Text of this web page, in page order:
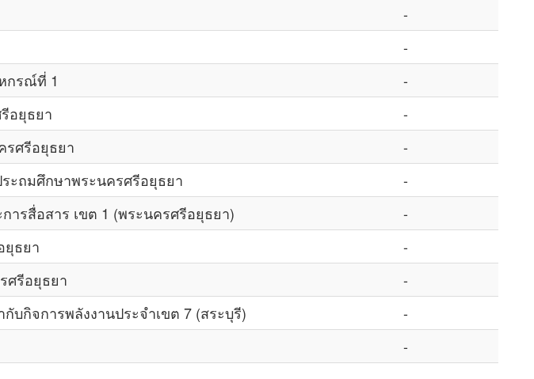
-
-
กรณ์ที่ 1
-
อยุธยา
-
ศรีอยุธยา
-
ะถมศึกษาพระนครศรีอยุธยา
-
รสื่อสาร เขต 1 (พระนครศรีอยุธยา)
-
ธยา
-
ศรีอยุธยา
-
กิจการพลังงานประจำเขต 7 (สระบุรี)
-
-